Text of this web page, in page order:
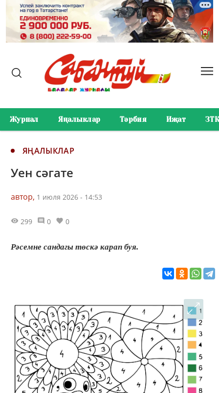
Журнал Яңалыклар Тәрбия Иҗат ЗТК
ЯҢАЛЫКЛАР
Уен сәгате
автор, 1 июля 2026 - 14:53
299 0 0
Рәсемне сандагы төскә карап буя.